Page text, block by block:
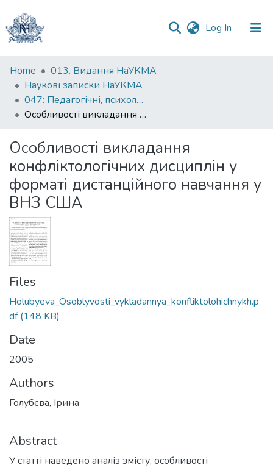
Log In (current)
Communities
&
Collections
Statistics
Home
013. Видання НаУКМА
Наукові записки НаУКМА
047: Педагогічні, психологічні науки та соціальна робота
Особливості викладання конфліктологічних дисциплін у форматі дистанційного навчання у ВНЗ США
Особливості викладання
конфліктологічних дисциплін у
форматі дистанційного навчання у
ВНЗ США
Files
Holubyeva_Osoblyvosti_vykladannya_konfliktolohichnykh.p
df(148 KB)
Date
2005
Authors
Голубєва, Ірина
Abstract
У статті наведено аналіз змісту, особливості